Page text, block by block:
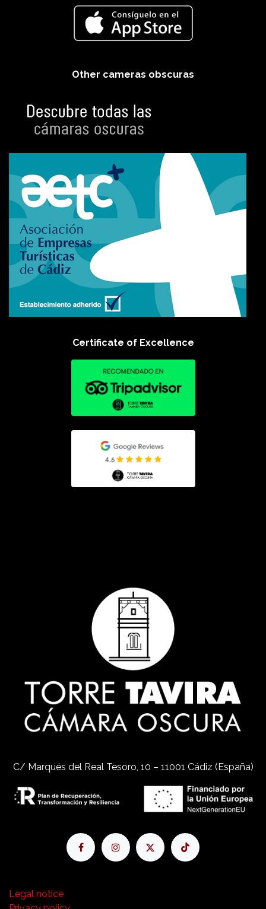
Other cameras obscuras
Certificate of Excellence
Legal notice
C/ Marqués del Real Tesoro, 10 – 11001 Cádiz (España)